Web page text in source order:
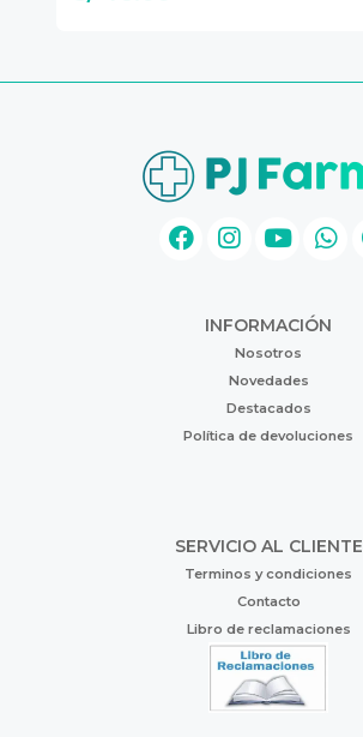
INFORMACIÓN
Nosotros
Novedades
Destacados
Política de devoluciones
SERVICIO AL CLIENTE
Terminos y condiciones
Contacto
Libro de reclamaciones